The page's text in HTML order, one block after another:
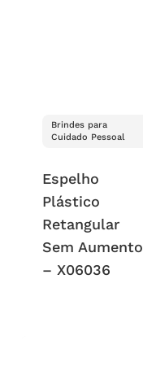
Brindes para
Cuidado Pessoal
Espelho
Plástico
Retangular
Sem Aumento
– X06036